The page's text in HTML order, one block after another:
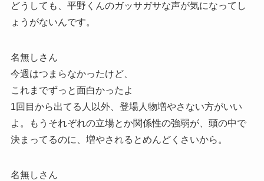
どうしても、平野くんのガッサガサな声が気になってし
ょうがないんです。
名無しさん
今週はつまらなかったけど、
これまでずっと面白かったよ
1回目から出てる人以外、登場人物増やさない方がいい
よ。もうそれぞれの立場とか関係性の強弱が、頭の中で
決まってるのに、増やされるとめんどくさいから。
名無しさん